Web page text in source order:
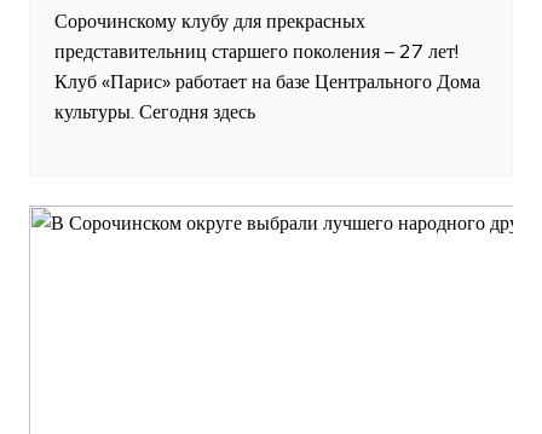
Сорочинскому клубу для прекрасных
представительниц старшего поколения – 27 лет!
Клуб «Парис» работает на базе Центрального Дома
культуры. Сегодня здесь